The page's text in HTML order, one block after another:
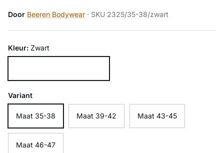
Door Beeren Bodywear · SKU 2325/35-38/zwart
Kleur: Zwart
Variant
Maat 35-38 Maat 39-42 Maat 43-45
Maat 46-47